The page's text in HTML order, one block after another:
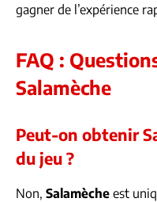
gagner de l’expérience
FAQ :
Salamèche
Peut-on obtenir
du jeu ?
Non, Salamèche est